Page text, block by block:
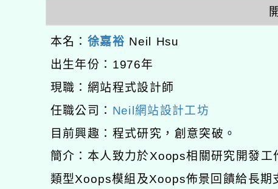
本名： 徐嘉裕 Neil Hsu
出生年份：1976年
現職：網站程式設計師
任職公司： Neil網站設計工坊
目前興趣：程式研究，創意突破。
簡介：本人致力於Xoops相關研究開發
類型Xoops模組及Xoops佈景回饋給長